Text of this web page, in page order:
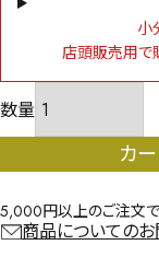
小
店頭販売用で
カ
5,000円以上のご注文で
商品についての